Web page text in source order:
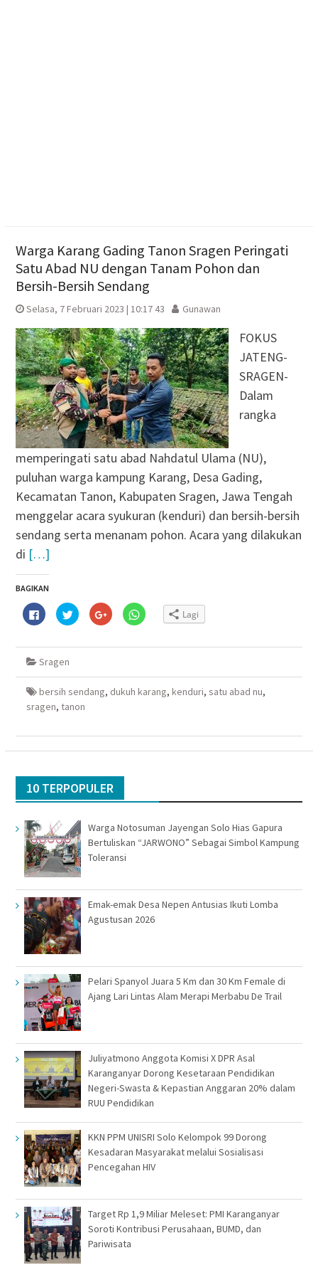
Warga Karang Gading Tanon Sragen Peringati
Satu Abad NU dengan Tanam Pohon dan
Bersih-Bersih Sendang
Selasa, 7 Februari 2023 | 10:17 43 Gunawan
FOKUS
JATENG-
SRAGEN-
Dalam
rangka
memperingati satu abad Nahdatul Ulama (NU),
puluhan warga kampung Karang, Desa Gading,
Kecamatan Tanon, Kabupaten Sragen, Jawa Tengah
menggelar acara syukuran (kenduri) dan bersih-bersih
sendang serta menanam pohon. Acara yang dilakukan
di […]
BAGIKAN
Klik
untuk
membagikan
Facebook(Membuka
jendela
yang
baru)
Klik
untuk
berbagi
Twitter(Membuka
baru)
Klik
untuk
berbagi
Google+
yang
baru)
Klik
untuk
WhatsApp(Membuka
baru)
Lagi
Sragen
bersih sendang, dukuh karang, kenduri, satu abad nu,
sragen, tanon
10 TERPOPULER
Warga Notosuman Jayengan Solo Hias Gapura
Bertuliskan “JARWONO” Sebagai Simbol Kampung
Toleransi
Emak-emak Desa Nepen Antusias Ikuti Lomba
Agustusan 2026
Pelari Spanyol Juara 5 Km dan 30 Km Female di
Ajang Lari Lintas Alam Merapi Merbabu De Trail
Juliyatmono Anggota Komisi X DPR Asal
Karanganyar Dorong Kesetaraan Pendidikan
Negeri-Swasta & Kepastian Anggaran 20% dalam
RUU Pendidikan
KKN PPM UNISRI Solo Kelompok 99 Dorong
Kesadaran Masyarakat melalui Sosialisasi
Pencegahan HIV
Target Rp 1,9 Miliar Meleset: PMI Karanganyar
Soroti Kontribusi Perusahaan, BUMD, dan
Pariwisata